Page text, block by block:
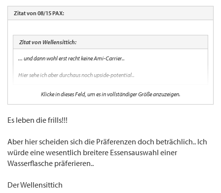
Zitat von 08/15 PAX:
Zitat von Wellensittich:
... und dann wohl erst recht keine Ami-Carrier..
Hier sehe ich aber durchaus noch upside-potential..
Aber jetzt einmal ehrlich: dieser Service ist ja wirklich "Schnick-Schnack",
[...]
Klicke in dieses Feld, um es in vollständiger Größe anzuzeigen.
Es leben die frills!!!
Aber hier scheiden sich die Präferenzen doch beträchlich.. Ich
würde eine wesentlich breitere Essensauswahl einer
Wasserflasche präferieren..
Der Wellensittich